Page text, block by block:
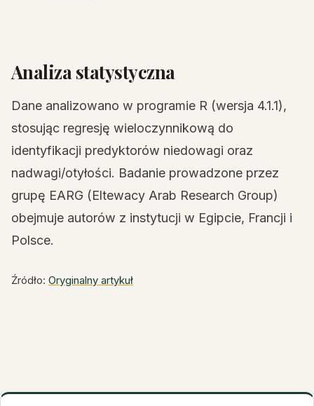
Analiza statystyczna
Dane analizowano w programie R (wersja 4.1.1),
stosując regresję wieloczynnikową do
identyfikacji predyktorów niedowagi oraz
nadwagi/otyłości. Badanie prowadzone przez
grupę EARG (Eltewacy Arab Research Group)
obejmuje autorów z instytucji w Egipcie, Francji i
Polsce.
Źródło: Oryginalny artykuł